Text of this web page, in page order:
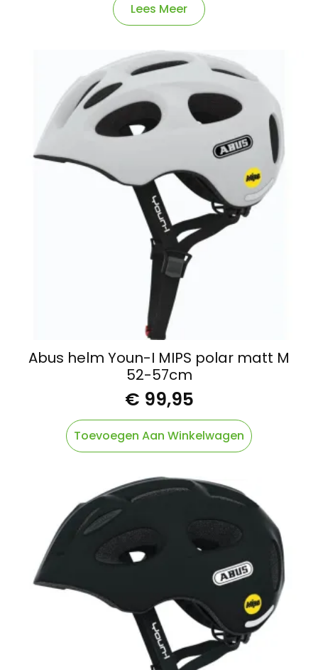
Lees Meer
Abus helm Youn-I MIPS polar matt M
52-57cm
€ 99,95
Toevoegen Aan Winkelwagen